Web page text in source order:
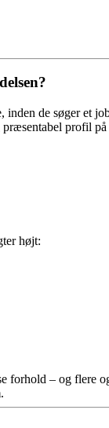
inden de søger et
præsentabel profil på
højt:
forhold – og flere